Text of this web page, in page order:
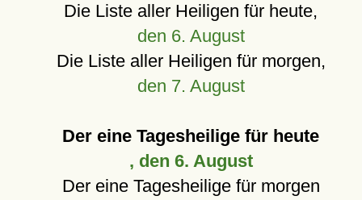
Die Liste aller Heiligen für heute,
den 6. August
Die Liste aller Heiligen für morgen,
den 7. August
Der eine Tagesheilige für heute
, den 6. August
Der eine Tagesheilige für morgen